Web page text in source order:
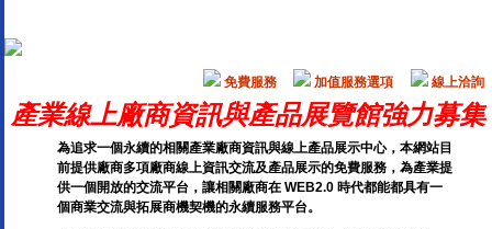
免費服務 加值服務選項 線上洽詢
產業線上廠商資訊與產品展覽館強力募集
為追求一個永續的相關產業廠商資訊與線上產品展示中心，本網站目
前提供廠商多項廠商線上資訊交流及產品展示的免費服務，為產業提
供一個開放的交流平台，讓相關廠商在 WEB2.0 時代都能都具有一
個商業交流與拓展商機契機的永續服務平台。